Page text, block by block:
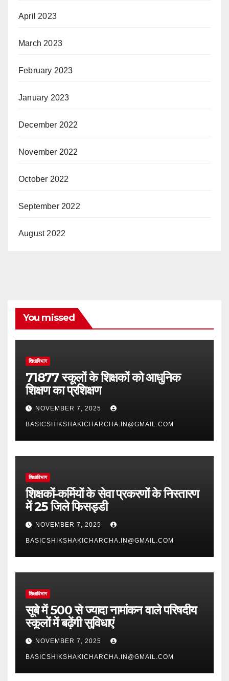
April 2023
March 2023
February 2023
January 2023
December 2022
November 2022
October 2022
September 2022
August 2022
You missed
शिक्षाविभाग
71877 स्कूलों के शिक्षकों को आधुनिक
शिक्षण का प्रशिक्षण
NOVEMBER 7, 2025
BASICSHIKSHAKICHARCHA.IN@GMAIL.COM
शिक्षाविभाग
शिक्षकों-कर्मियों के सेवा प्रकरणों के निस्तारण
में 25 जिले फिसड्डी
NOVEMBER 7, 2025
BASICSHIKSHAKICHARCHA.IN@GMAIL.COM
शिक्षाविभाग
सूबे में 500 से ज्यादा नामांकन वाले परिषदीय
स्कूलों में बढ़ेंगी सुविधाएं
NOVEMBER 7, 2025
BASICSHIKSHAKICHARCHA.IN@GMAIL.COM